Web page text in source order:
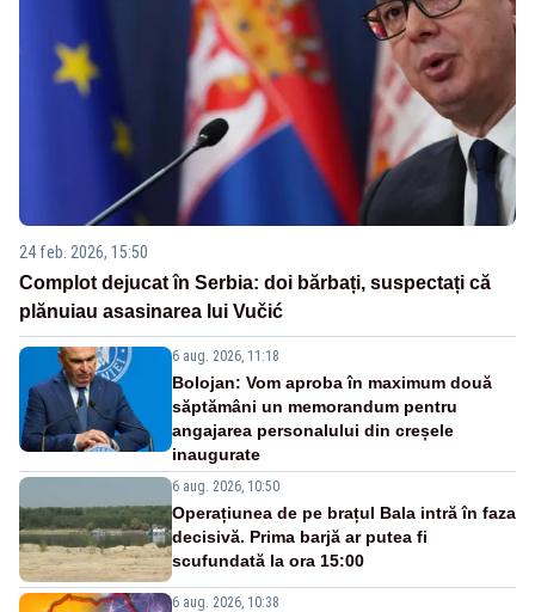
24 feb. 2026, 15:50
Complot dejucat în Serbia: doi bărbați, suspectați că
plănuiau asasinarea lui Vučić
6 aug. 2026, 11:18
Bolojan: Vom aproba în maximum două
săptămâni un memorandum pentru
angajarea personalului din creșele
inaugurate
6 aug. 2026, 10:50
Operațiunea de pe brațul Bala intră în faza
decisivă. Prima barjă ar putea fi
scufundată la ora 15:00
6 aug. 2026, 10:38